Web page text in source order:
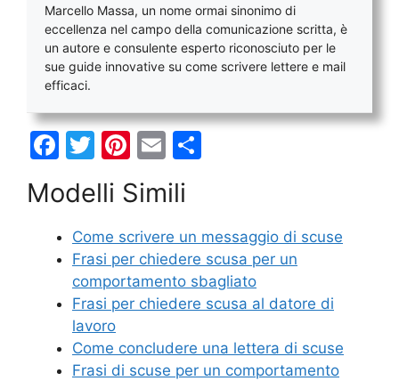
Marcello Massa, un nome ormai sinonimo di
eccellenza nel campo della comunicazione scritta, è
un autore e consulente esperto riconosciuto per le
sue guide innovative su come scrivere lettere e mail
efficaci.
F
c
e
b
o
o
k
T
w
itt
er
Pi
nt
er
e
st
E
m
ai
l
di
vi
di
Modelli Simili
Come scrivere un messaggio di scuse
Frasi per chiedere scusa per un
comportamento sbagliato
Frasi per chiedere scusa al datore di
lavoro
Come concludere una lettera di scuse
Frasi di scuse per un comportamento